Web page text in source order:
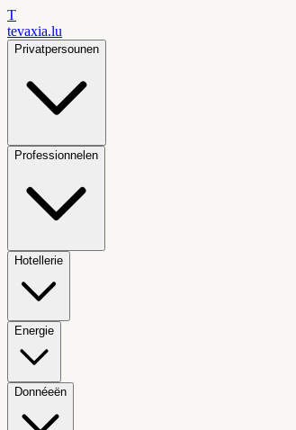
T
tevaxia.lu
Privatpersounen
Professionnelen
Hotellerie
Energie
Donnéeën